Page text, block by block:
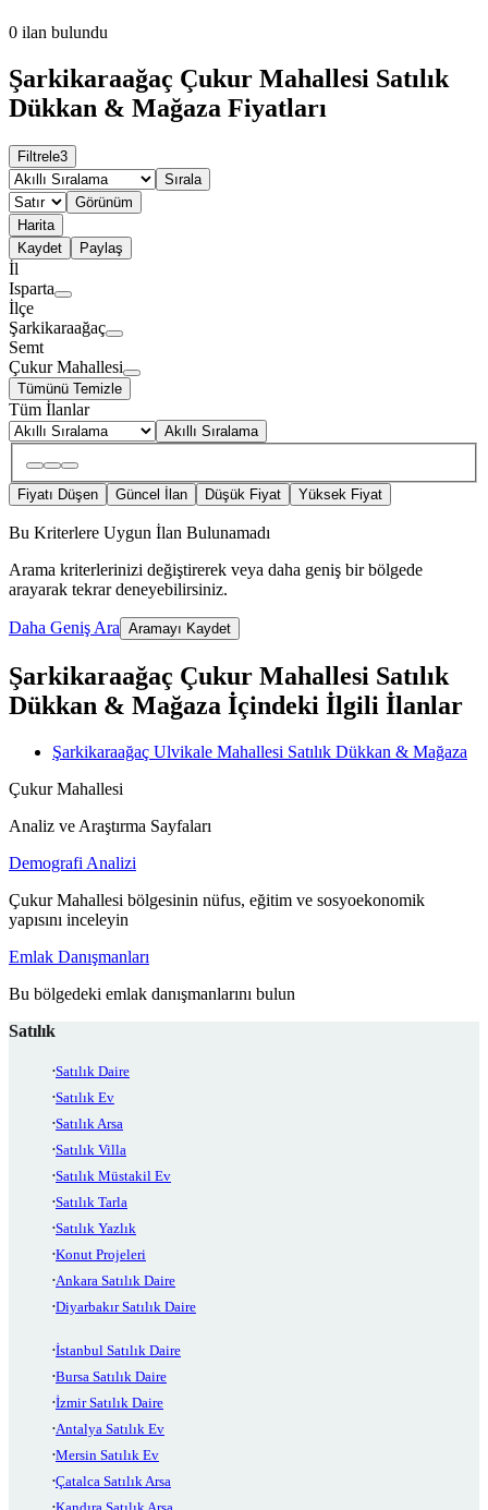
0 ilan bulundu
Şarkikaraağaç Çukur Mahallesi Satılık
Dükkan & Mağaza Fiyatları
Filtrele3
Sırala
Görünüm
Harita
Kaydet
Paylaş
İl
Isparta
İlçe
Şarkikaraağaç
Semt
Çukur Mahallesi
Tümünü Temizle
Tüm İlanlar
Akıllı Sıralama
Fiyatı Düşen Güncel İlan Düşük Fiyat Yüksek Fiyat
Bu Kriterlere Uygun İlan Bulunamadı
Arama kriterlerinizi değiştirerek veya daha geniş bir bölgede
arayarak tekrar deneyebilirsiniz.
Daha Geniş Ara Aramayı Kaydet
Şarkikaraağaç Çukur Mahallesi Satılık
Dükkan & Mağaza İçindeki İlgili İlanlar
Şarkikaraağaç Ulvikale Mahallesi Satılık Dükkan & Mağaza
Çukur Mahallesi
Analiz ve Araştırma Sayfaları
Demografi Analizi
Çukur Mahallesi bölgesinin nüfus, eğitim ve sosyoekonomik
yapısını inceleyin
Emlak Danışmanları
Bu bölgedeki emlak danışmanlarını bulun
Satılık
Satılık Daire
Satılık Ev
Satılık Arsa
Satılık Villa
Satılık Müstakil Ev
Satılık Tarla
Satılık Yazlık
Konut Projeleri
Ankara Satılık Daire
Diyarbakır Satılık Daire
İstanbul Satılık Daire
Bursa Satılık Daire
İzmir Satılık Daire
Antalya Satılık Ev
Mersin Satılık Ev
Çatalca Satılık Arsa